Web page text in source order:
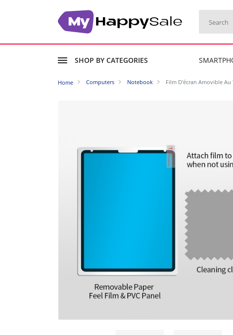
SHOP BY CATEGORIES
Home Computers Notebook Film D'écran Amovible